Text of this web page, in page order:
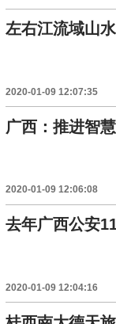
左右江流域山
2020-01-09 12:07:35
广西：推进智
2020-01-09 12:06:08
去年广西公安
2020-01-09 12:04:16